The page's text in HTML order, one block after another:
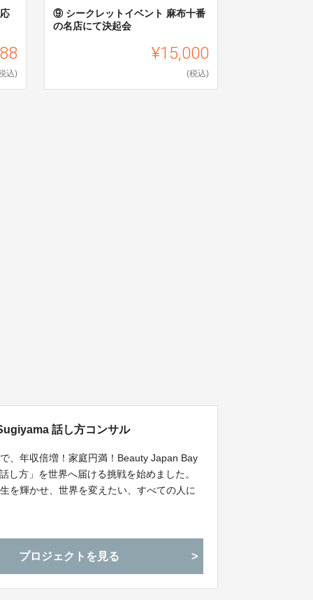
込)
⑨ シークレットイベント 麻布十番
の名店にて決起会
¥15,000
(税込)
話し方コンサル
、年収倍増！家庭円満！Beauty Japan Bay
方」を世界へ届ける挑戦を始めました。
を輝かせ、世界を変えたい、すべての人に
プロジェクトを見る